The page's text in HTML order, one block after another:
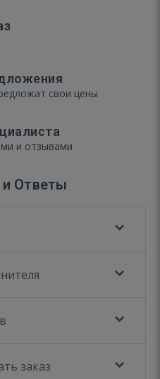
свои цены
и отзывами
Ответы
заказ